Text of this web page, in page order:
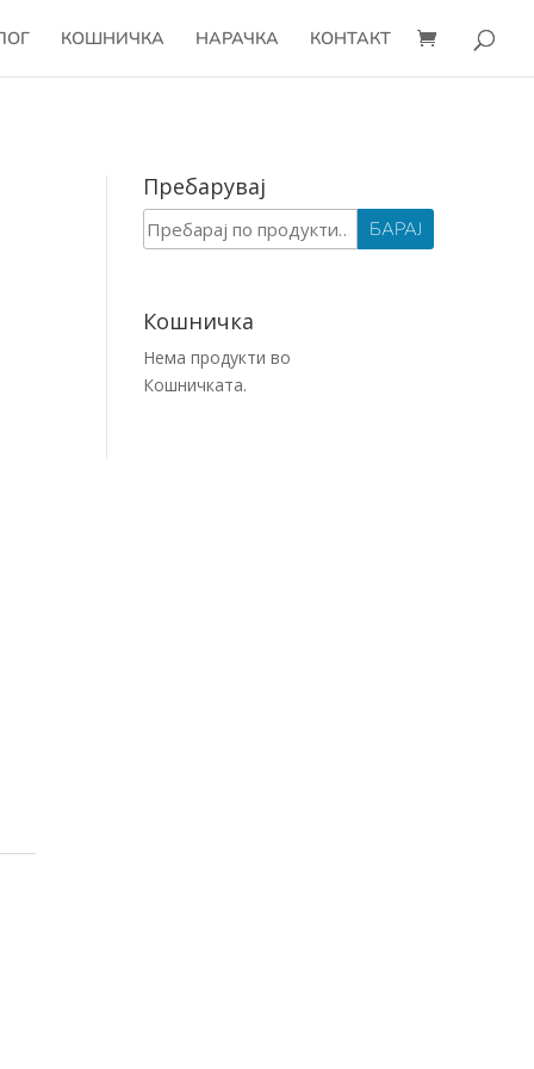
КОШНИЧКА НАРАЧКА КОНТАКТ
Пребарувај
Барај
за:
БАРАЈ
Кошничка
Нема продукти во
Кошничката.